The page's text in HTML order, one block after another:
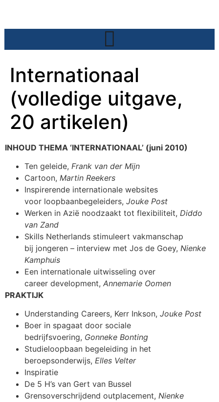
Internationaal
(volledige uitgave,
20 artikelen)
INHOUD THEMA ‘INTERNATIONAAL’ (juni 2010)
Ten geleide, Frank van der Mijn
Cartoon, Martin Reekers
Inspirerende internationale websites
voor loopbaanbegeleiders, Jouke Post
Werken in Azië noodzaakt tot flexibiliteit, Diddo
van Zand
Skills Netherlands stimuleert vakmanschap
bij jongeren – interview met Jos de Goey, Nienke
Kamphuis
Een internationale uitwisseling over
career development, Annemarie Oomen
PRAKTIJK
Understanding Careers, Kerr Inkson, Jouke Post
Boer in spagaat door sociale
bedrijfsvoering, Gonneke Bonting
Studieloopbaan begeleiding in het
beroepsonderwijs, Elles Velter
Inspiratie
De 5 H’s van Gert van Bussel
Grensoverschrijdend outplacement, Nienke